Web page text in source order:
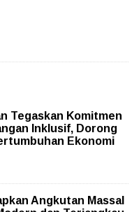
Tegaskan Komitmen
Inklusif, Dorong
Ekonomi
Angkutan Massal